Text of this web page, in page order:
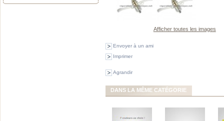
Afficher toutes les images
Envoyer à un ami
Imprimer
Agrandir
DANS LA MÊME CATÉGORIE